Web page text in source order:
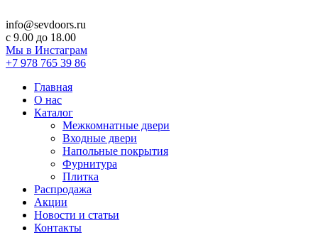
info@sevdoors.ru
c 9.00 до 18.00
Мы в Инстаграм
+7 978 765 39 86
Главная
О нас
Каталог
Межкомнатные двери
Входные двери
Напольные покрытия
Фурнитура
Плитка
Распродажа
Акции
Новости и статьи
Контакты